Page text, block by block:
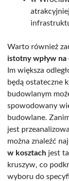
Warto również
istotny wpływ
Im większa
będą ostateczne
budowlanym
spowodowany
budowlane.
jest
można znaleźć
w kosztach jest
kruszyw, co
wyboru do